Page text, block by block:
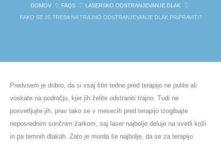
DOMOV FAQS
LASERSKO ODSTRANJEVANJE DLAK
KAKO SE JE TREBA NA TRAJNO ODSTRANJEVANJE DLAK PRIPRAVITI?
Predvsem je dobro, da si vsaj štiri tedne pred terapijo ne pulite ali
voskate na področju, kjer jih želite odstraniti trajno. Tudi ne
posvetljujte jih, prav tako se v mesecih pred terapijo izogibajte
neposrednim sončnim žarkom, saj laser najbolje deluje na svetli koži
in pa temnih dlakah. Zato je morda še najbolje, da se za terapijo
Uporabni podatki
Kontakt